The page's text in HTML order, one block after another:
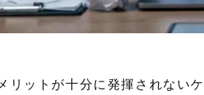
リットが十分に発揮されない